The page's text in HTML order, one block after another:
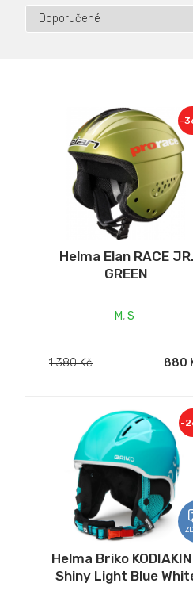
-
Helma Elan RACE JR.
GREEN
M,S
1 380 Kč 880
-
Helma Briko
Shiny Light Blue